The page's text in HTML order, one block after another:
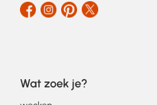
Wat zoek je?